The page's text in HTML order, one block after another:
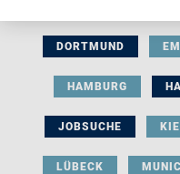
DORTMUND
HAMBURG
JOBSUCHE
LÜBECK